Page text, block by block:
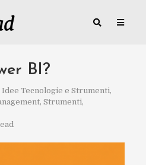
BI?
Idee Tecnologie e Strumenti,
, Strumenti,